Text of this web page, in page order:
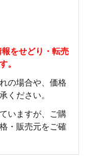
をせどり・転売
。
の場合や、価格
ください。
いますが、ご購
・販売元をご確